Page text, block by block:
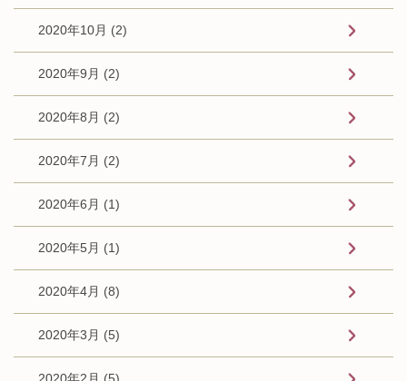
2020年10月 (2)
2020年9月 (2)
2020年8月 (2)
2020年7月 (2)
2020年6月 (1)
2020年5月 (1)
2020年4月 (8)
2020年3月 (5)